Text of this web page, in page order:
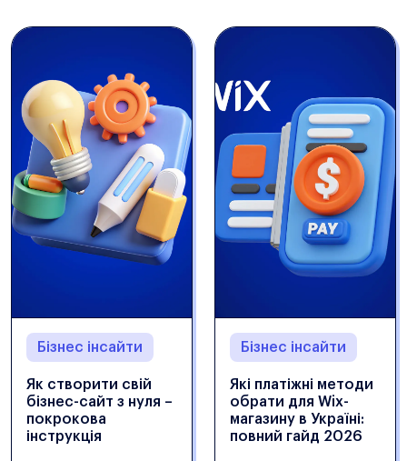
Бізнес інсайти
Як створити свій
бізнес-сайт з нуля –
покрокова
інструкція
Бізнес інсайти
Які платіжні методи
обрати для Wix-
магазину в Україні:
повний гайд 2026